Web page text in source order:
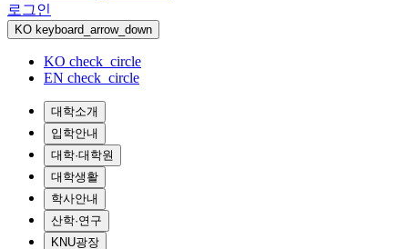
로그인
KO keyboard_arrow_down
KO check_circle
EN check_circle
대학소개
입학안내
대학·대학원
대학생활
학사안내
산학·연구
KNU광장